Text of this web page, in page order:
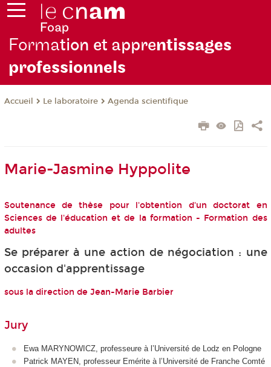
Formation et apprentissages
professionnels
Accueil Le laboratoire Agenda scientifique
Marie-Jasmine Hyppolite
Soutenance de thèse pour l'obtention d'un doctorat en
Sciences de l'éducation et de la formation - Formation des
adultes
Se préparer à une action de négociation : une
occasion d'apprentissage
sous la direction de Jean-Marie Barbier
Jury
Ewa MARYNOWICZ, professeure à l’Université de Lodz en Pologne
Patrick MAYEN, professeur Emérite à l’Université de Franche Comté